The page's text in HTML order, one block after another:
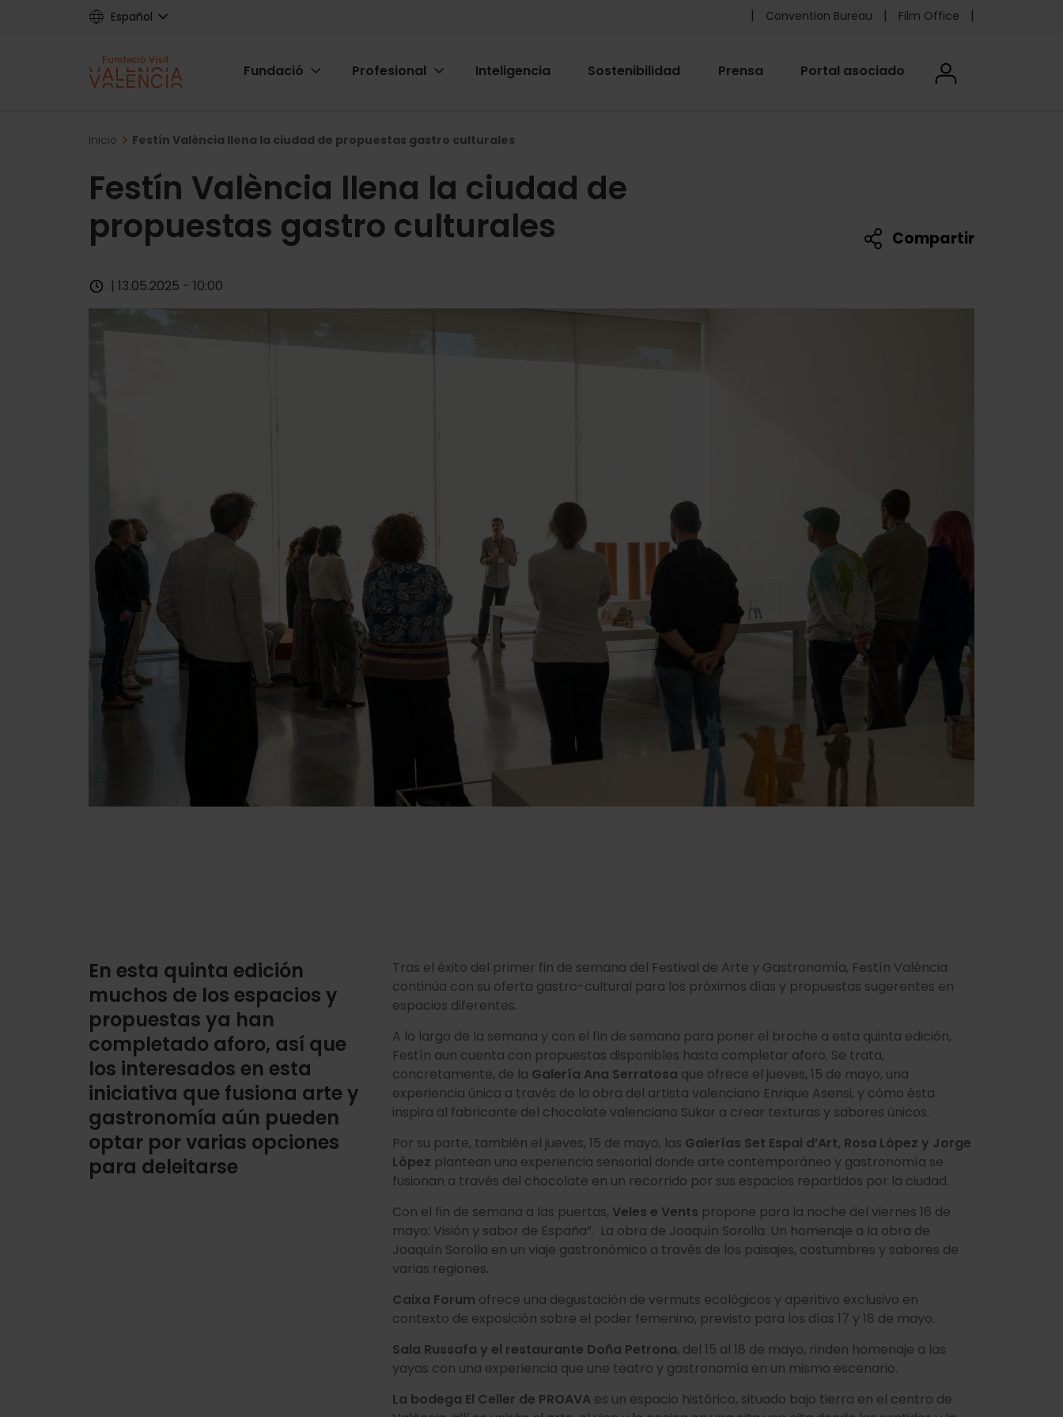
Español
Pre
header
Convention Bureau Film Office
Main
Fundació
Fundació Profesional Inteligencia Sostenibilidad Prensa Portal asociado
User
User menu
Breadcrumb
Inicio Festín València llena la ciudad de propuestas gastro culturales
Festín València llena la ciudad de
propuestas gastro culturales
Compartir
| 13.05.2025 - 10:00
En esta quinta edición
muchos de los espacios y
propuestas ya han
completado aforo, así que
los interesados en esta
iniciativa que fusiona arte y
gastronomía aún pueden
optar por varias opciones
para deleitarse
Tras el éxito del primer fin de semana del Festival de Arte y Gastronomía, Festín València
continúa con su oferta gastro-cultural para los próximos días y propuestas sugerentes en
espacios diferentes.
A lo largo de la semana y con el fin de semana para poner el broche a esta quinta edición,
Festín aun cuenta con propuestas disponibles hasta completar aforo. Se trata,
concretamente, de la Galería Ana Serratosa que ofrece el jueves, 15 de mayo, una
experiencia única a través de la obra del artista valenciano Enrique Asensi, y cómo ésta
inspira al fabricante del chocolate valenciano Sukar a crear texturas y sabores únicos.
Por su parte, también el jueves, 15 de mayo, las Galerías Set Espai d’Art, Rosa López y Jorge
López plantean una experiencia sensorial donde arte contemporáneo y gastronomía se
fusionan a través del chocolate en un recorrido por sus espacios repartidos por la ciudad.
Con el fin de semana a las puertas, Veles e Vents propone para la noche del viernes 16 de
mayo: Visión y sabor de España”. La obra de Joaquín Sorolla. Un homenaje a la obra de
Joaquín Sorolla en un viaje gastronómico a través de los paisajes, costumbres y sabores de
varias regiones.
Caixa Forum ofrece una degustación de vermuts ecológicos y aperitivo exclusivo en
contexto de exposición sobre el poder femenino, previsto para los días 17 y 18 de mayo.
Sala Russafa y el restaurante Doña Petrona, del 15 al 18 de mayo, rinden homenaje a las
yayas con una experiencia que une teatro y gastronomía en un mismo escenario.
La bodega El Celler de PROAVA es un espacio histórico, situado bajo tierra en el centro de